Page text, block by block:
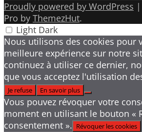
Proudly powered by WordPress |
Pro by ThemezHut.
Light Dark
Nous utilisons des cookies pour
meilleure expérience sur notre
continuez à utiliser ce dernier,
que vous acceptez l'utilisation
Je refuse
En savoir plus
Vous pouvez révoquer votre
moment en utilisant le bouton «
consentement ». Révoquer les cookies